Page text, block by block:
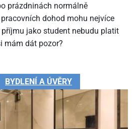
prázdninách normálně
dohod mohu nejvíce
jako student nebudu platit
mám dát pozor?
BYDLENÍ A ÚVĚRY